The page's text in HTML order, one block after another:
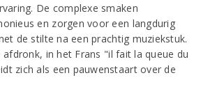
De complexe smaken
en zorgen voor een langdurig
de stilte na een prachtig muziekstuk.
in het Frans "il fait la queue du
zich als een pauwenstaart over de